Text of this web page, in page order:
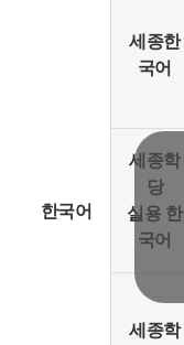
한국어
세종한
국어
세종학
당
실용 한
국어
세종학